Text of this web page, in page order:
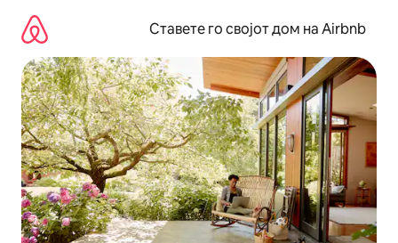
содржина
Ставете го својот дом на Airbnb